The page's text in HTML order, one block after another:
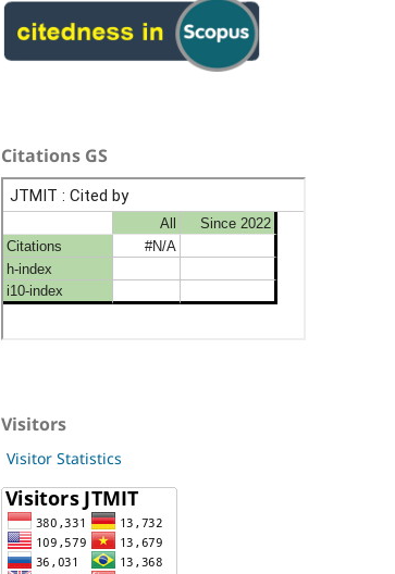
Citations GS
Visitors
Visitor Statistics